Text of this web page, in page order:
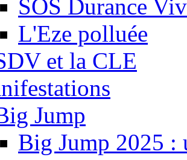
SOS Durance
L'Eze polluée
et la CLE
Jump
Big Jump 2025 :